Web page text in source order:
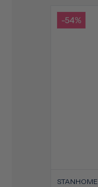
-54%
STANHOME